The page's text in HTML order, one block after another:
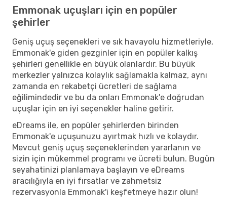
Emmonak uçuşları için en popüler
şehirler
Geniş uçuş seçenekleri ve sık havayolu hizmetleriyle,
Emmonak'e giden gezginler için en popüler kalkış
şehirleri genellikle en büyük olanlardır. Bu büyük
merkezler yalnızca kolaylık sağlamakla kalmaz, aynı
zamanda en rekabetçi ücretleri de sağlama
eğilimindedir ve bu da onları Emmonak'e doğrudan
uçuşlar için en iyi seçenekler haline getirir.
eDreams ile, en popüler şehirlerden birinden
Emmonak'e uçuşunuzu ayırtmak hızlı ve kolaydır.
Mevcut geniş uçuş seçeneklerinden yararlanın ve
sizin için mükemmel programı ve ücreti bulun. Bugün
seyahatinizi planlamaya başlayın ve eDreams
aracılığıyla en iyi fırsatlar ve zahmetsiz
rezervasyonla Emmonak'i keşfetmeye hazır olun!